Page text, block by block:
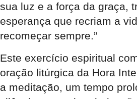
sua luz e a força da graça,
esperança que recriam a
recomeçar sempre.”
Este exercício espiritual
oração litúrgica da Hora
a meditação, um tempo